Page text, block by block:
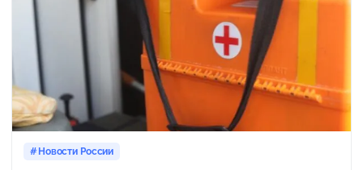
Новости России